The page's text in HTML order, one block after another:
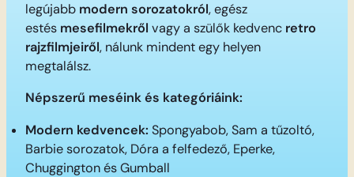
legújabb modern sorozatokról, egész
estés mesefilmekről vagy a szülők kedvenc retro
rajzfilmjeiről, nálunk mindent egy helyen
megtalálsz.
Népszerű meséink és kategóriáink:
Modern kedvencek: Spongyabob, Sam a tűzoltó,
Barbie sorozatok, Dóra a felfedező, Eperke,
Chuggington és Gumball